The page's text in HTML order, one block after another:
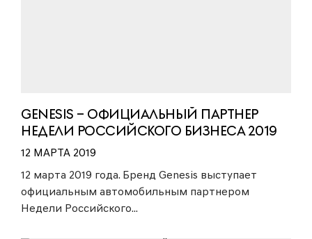
GENESIS – ОФИЦИАЛЬНЫЙ ПАРТНЕР
НЕДЕЛИ РОССИЙСКОГО БИЗНЕСА 2019
12 МАРТА 2019
12 марта 2019 года. Бренд Genesis выступает
официальным автомобильным партнером
Недели Российского...